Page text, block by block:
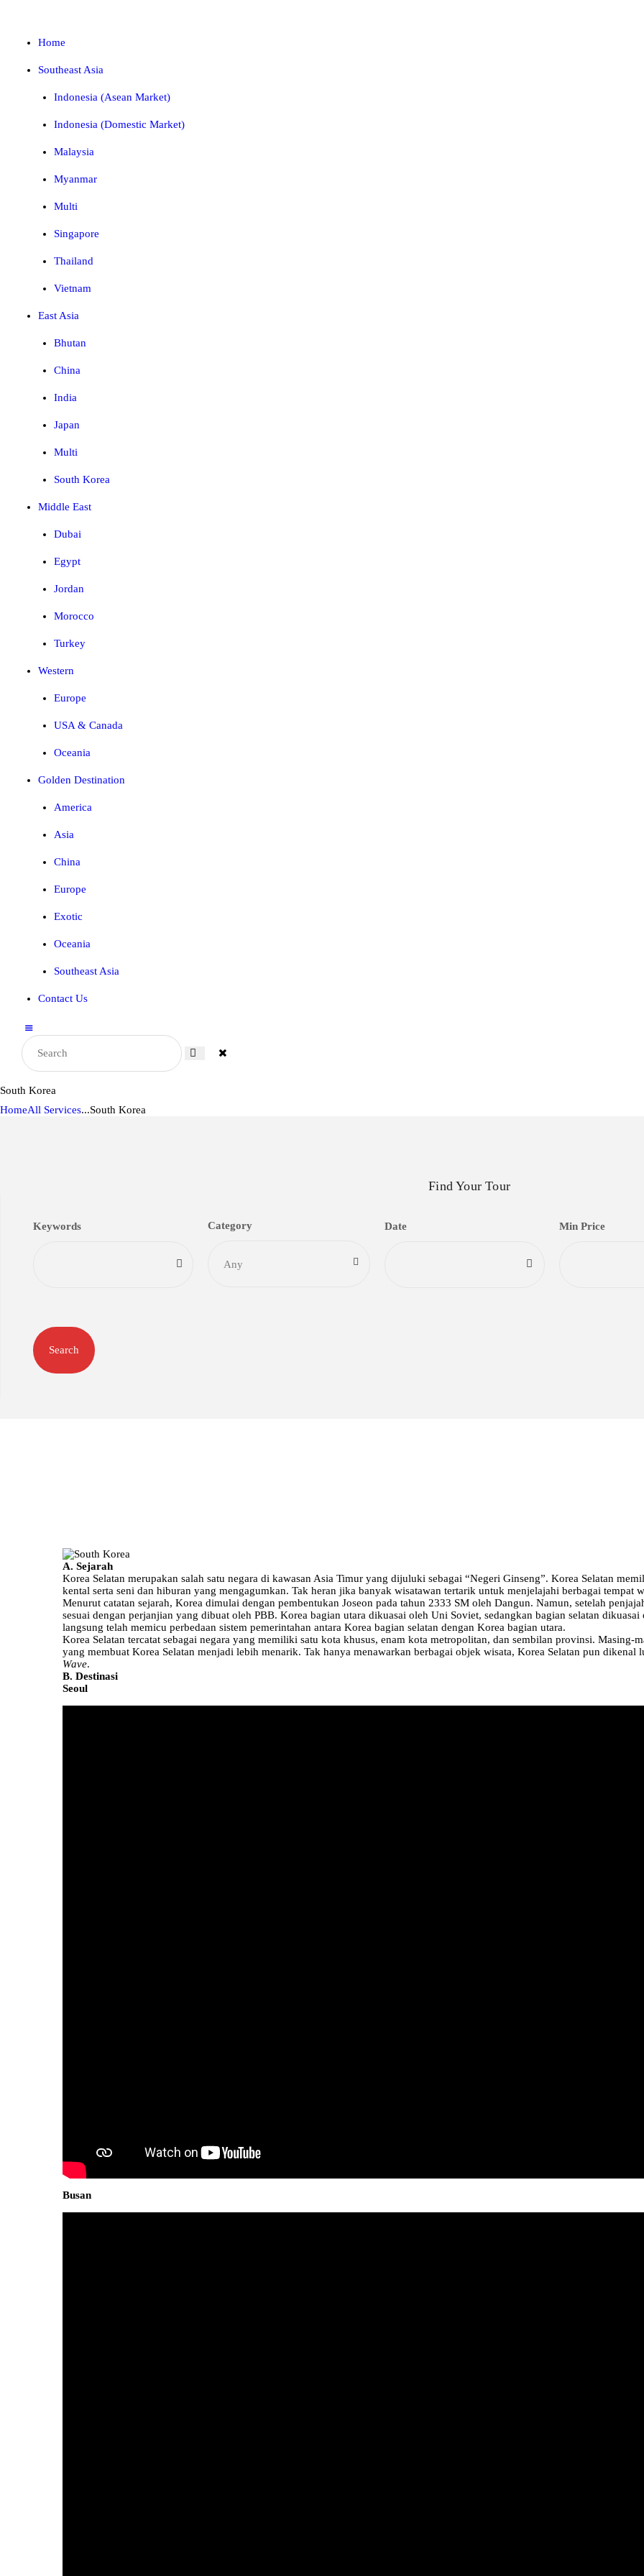
Home
Southeast Asia
Indonesia (Asean Market)
Indonesia (Domestic Market)
Malaysia
Myanmar
Multi
Singapore
Thailand
Vietnam
East Asia
Bhutan
China
India
Japan
Multi
South Korea
Middle East
Dubai
Egypt
Jordan
Morocco
Turkey
Western
Europe
USA & Canada
Oceania
Golden Destination
America
Asia
China
Europe
Exotic
Oceania
Southeast Asia
Contact Us
South Korea
HomeAll Services...South Korea
Find Your Tour
Keywords Category Date Min Price
A. Sejarah
Korea Selatan merupakan salah satu negara di kawasan Asia Timur yang dijuluki sebagai “Negeri Ginseng”. Korea Selatan
kental serta seni dan hiburan yang mengagumkan. Tak heran jika banyak wisatawan tertarik untuk menjelajahi berbagai tempat
Menurut catatan sejarah, Korea dimulai dengan pembentukan Joseon pada tahun 2333 SM oleh Dangun. Namun, setelah
sesuai dengan perjanjian yang dibuat oleh PBB. Korea bagian utara dikuasai oleh Uni Soviet, sedangkan bagian selatan
langsung telah memicu perbedaan sistem pemerintahan antara Korea bagian selatan dengan Korea bagian utara.
Korea Selatan tercatat sebagai negara yang memiliki satu kota khusus, enam kota metropolitan, dan sembilan provinsi.
yang membuat Korea Selatan menjadi lebih menarik. Tak hanya menawarkan berbagai objek wisata, Korea Selatan pun dikenal
Wave.
B. Destinasi
Seoul
Busan